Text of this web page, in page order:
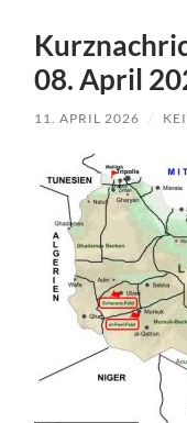
08. April
11. APRIL 2026 /